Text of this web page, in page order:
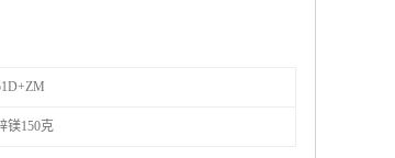
镁150克